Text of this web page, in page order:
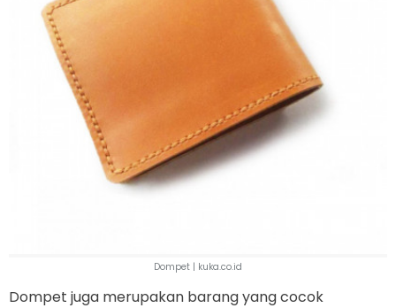
Dompet | kuka.co.id
Dompet juga merupakan barang yang cocok